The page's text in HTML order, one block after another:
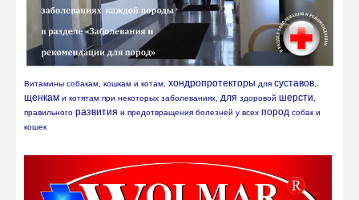
Витамины собакам, кошкам и котам, хондропротекторы для суставов
щенкам и котятам при некоторых заболеваниях, для здоровой шерсти
правильного развития и предотвращения болезней у всех пород собак и
кошек